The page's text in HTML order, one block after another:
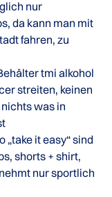
nur
da kann man mit
fahren, zu
tmi alkohol
streiten, keinen
was in
„take it easy“ sind
shorts + shirt,
nur sportlich